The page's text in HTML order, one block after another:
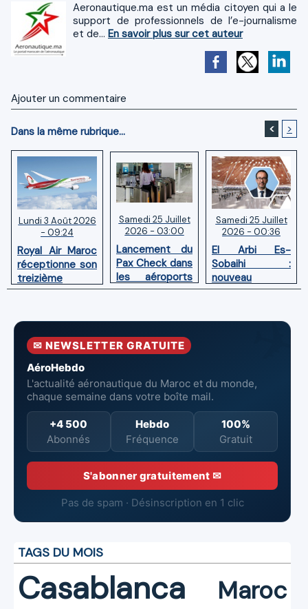
Aeronautique.ma est un média citoyen qui a le
support de professionnels de l’e-journalisme
et de... En savoir plus sur cet auteur
Ajouter un commentaire
Dans la même rubrique... < >
Lundi 3 Août 2026
- 09:24
Royal Air Maroc
réceptionne son
treizième
Boeing 787
Samedi 25 Juillet
2026 - 03:00
Lancement du
Pax Check dans
les aéroports
du Maroc
Samedi 25 Juillet
2026 - 00:36
El Arbi Es-
Sobaihi :
nouveau
directeur à la
l’Aéroport
Mohammed V
✉ NEWSLETTER GRATUITE
AéroHebdo
L'actualité aéronautique du Maroc et du monde,
chaque semaine dans votre boîte mail.
+4 500
Abonnés
Hebdo
Fréquence
100%
Gratuit
S'abonner gratuitement ✉
Pas de spam · Désinscription en 1 clic
TAGS DU MOIS
Casablanca Maroc